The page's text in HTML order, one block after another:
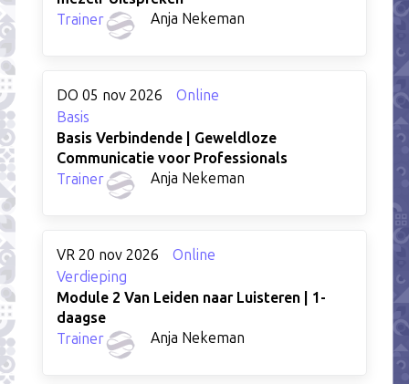
Trainer
Anja Nekeman
DO 05 nov 2026
Online
Basis
Basis Verbindende | Geweldloze
Communicatie voor Professionals
Trainer
Anja Nekeman
VR 20 nov 2026
Online
Verdieping
Module 2 Van Leiden naar Luisteren | 1-
daagse
Trainer
Anja Nekeman